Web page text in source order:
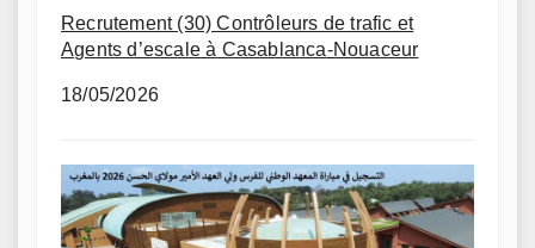
Recrutement (30) Contrôleurs de trafic et
Agents d’escale à Casablanca-Nouaceur
18/05/2026